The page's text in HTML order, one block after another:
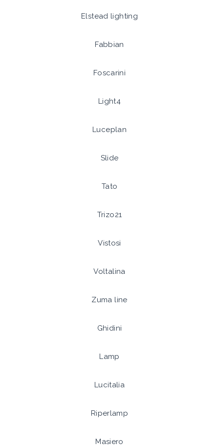
Elstead lighting
Fabbian
Foscarini
Light4
Luceplan
Slide
Tato
Trizo21
Vistosi
Voltalina
Zuma line
Ghidini
Lamp
Lucitalia
Riperlamp
Masiero